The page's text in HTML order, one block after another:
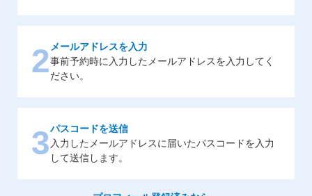
2 メールアドレスを入力
事前予約時に入力したメールアドレスを入力してく
ださい。
3パスコードを送信
入力したメールアドレスに届いたパスコードを入力
して送信します。